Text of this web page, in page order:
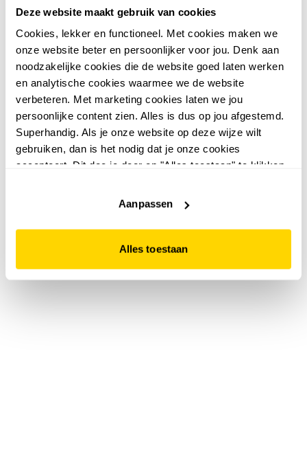
Deze website maakt gebruik van cookies
Cookies, lekker en functioneel. Met cookies maken we
onze website beter en persoonlijker voor jou. Denk aan
noodzakelijke cookies die de website goed laten werken
en analytische cookies waarmee we de website
verbeteren. Met marketing cookies laten we jou
persoonlijke content zien. Alles is dus op jou afgestemd.
Superhandig. Als je onze website op deze wijze wilt
gebruiken, dan is het nodig dat je onze cookies
accepteert. Dit doe je door op "Alles toestaan" te klikken.
website niet optimaal functioneert.
Aanpassen
Alles toestaan